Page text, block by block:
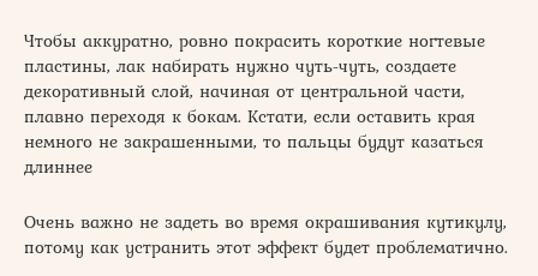
Чтобы аккуратно, ровно покрасить короткие ногтевые
пластины, лак набирать нужно чуть-чуть, создаете
декоративный слой, начиная от центральной части,
плавно переходя к бокам. Кстати, если оставить края
немного не закрашенными, то пальцы будут казаться
длиннее
Очень важно не задеть во время окрашивания кутикулу,
потому как устранить этот эффект будет проблематично.